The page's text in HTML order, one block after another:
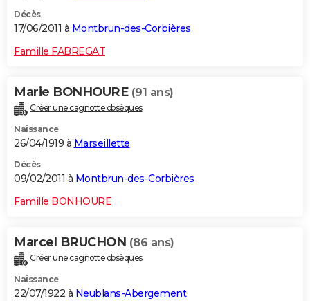
Décès
17/06/2011 à Montbrun-des-Corbières
Famille FABREGAT
Marie BONHOURE (91 ans)
Créer une cagnotte obsèques
Naissance
26/04/1919 à Marseillette
Décès
09/02/2011 à Montbrun-des-Corbières
Famille BONHOURE
Marcel BRUCHON (86 ans)
Créer une cagnotte obsèques
Naissance
22/07/1922 à Neublans-Abergement